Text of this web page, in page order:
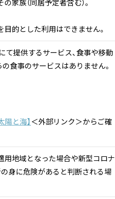
家族（同居予定者含む）。
的とした利用はできません。
提供するサービス、食事や移動
食事のサービスはありません。
と海】＜外部リンク＞からご確
用地域となった場合や新型コロナ
身に危険があると判断される場